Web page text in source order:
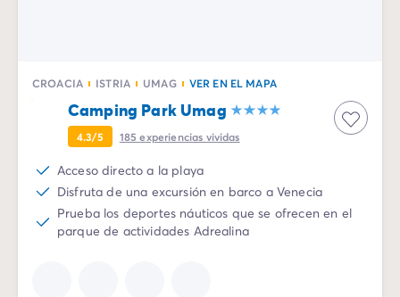
Camping con piscina climatizada
Camping con un bebé
Camping en familia
Camping que admite perros
Campings 5 estrellas
Campings de lujo
Por destino
CROACIA ISTRIA UMAG VER EN EL MAPA
Camping Park Umag
4.3/5 185experiencias vividas
Acceso directo a la playa
Disfruta de una excursión en barco a Venecia
Prueba los deportes náuticos que se ofrecen en el
parque de actividades Adrealina